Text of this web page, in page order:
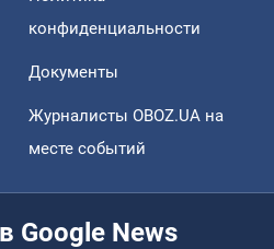
конфиденциальности
Документы
Журналисты OBOZ.UA на
месте событий
Google News